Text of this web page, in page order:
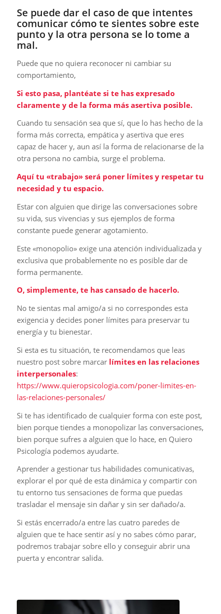
Se puede dar el caso de que intentes
comunicar cómo te sientes sobre este
punto y la otra persona se lo tome a
mal.
Puede que no quiera reconocer ni cambiar su
comportamiento,
Si esto pasa, plantéate si te has expresado
claramente y de la forma más asertiva posible.
Cuando tu sensación sea que sí, que lo has hecho de la
forma más correcta, empática y asertiva que eres
capaz de hacer y, aun así la forma de relacionarse de la
otra persona no cambia, surge el problema.
Aquí tu «trabajo» será poner límites y respetar tu
necesidad y tu espacio.
Estar con alguien que dirige las conversaciones sobre
su vida, sus vivencias y sus ejemplos de forma
constante puede generar agotamiento.
Este «monopolio» exige una atención individualizada y
exclusiva que probablemente no es posible dar de
forma permanente.
O, simplemente, te has cansado de hacerlo.
No te sientas mal amigo/a si no correspondes esta
exigencia y decides poner límites para preservar tu
energía y tu bienestar.
Si esta es tu situación, te recomendamos que leas
nuestro post sobre marcar límites en las relaciones
interpersonales:
https://www.quieropsicologia.com/poner-limites-en-
las-relaciones-personales/
Si te has identificado de cualquier forma con este post,
bien porque tiendes a monopolizar las conversaciones,
bien porque sufres a alguien que lo hace, en Quiero
Psicología podemos ayudarte.
Aprender a gestionar tus habilidades comunicativas,
explorar el por qué de esta dinámica y compartir con
tu entorno tus sensaciones de forma que puedas
trasladar el mensaje sin dañar y sin ser dañado/a.
Si estás encerrado/a entre las cuatro paredes de
alguien que te hace sentir así y no sabes cómo parar,
podremos trabajar sobre ello y conseguir abrir una
puerta y encontrar salida.